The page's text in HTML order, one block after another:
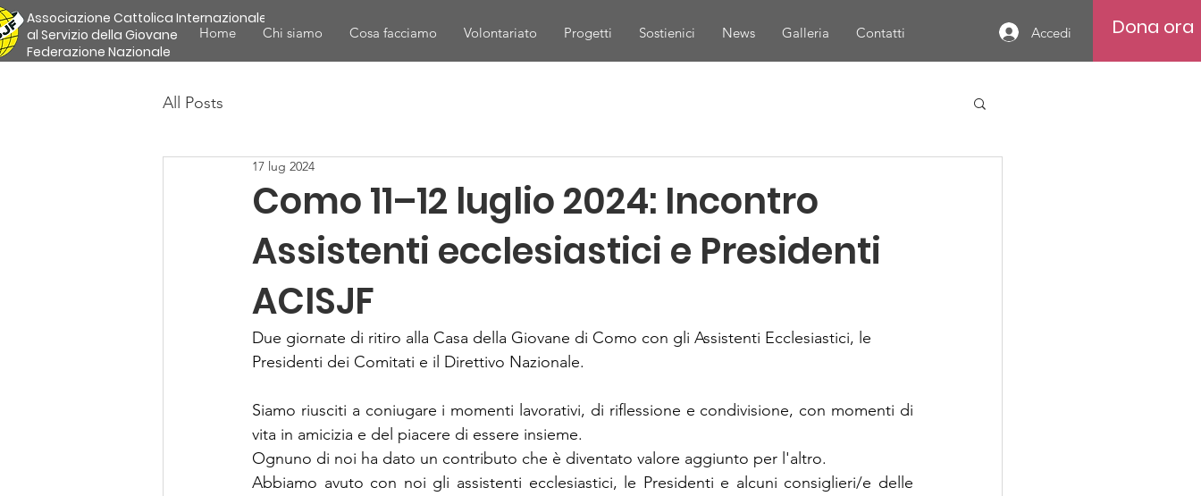
Associazione Cattolica Internazionale
al Servizio della Giovane
Federazione Nazionale
Home Chi siamo Cosa facciamo Volontariato Progetti Sostienici News Galleria Contatti Accedi Dona ora
All Posts
Como 11–12 luglio 2024: Incontro
Assistenti ecclesiastici e Presidenti
ACISJF
17 lug 2024
Due giornate di ritiro alla Casa della Giovane di Como con gli Assistenti Ecclesiastici, le
Presidenti dei Comitati e il Direttivo Nazionale.
Siamo riusciti a coniugare i momenti lavorativi, di riflessione e condivisione, con momenti di
vita in amicizia e del piacere di essere insieme.
Ognuno di noi ha dato un contributo che è diventato valore aggiunto per l'altro.
Abbiamo avuto con noi gli assistenti ecclesiastici, le Presidenti e alcuni consiglieri/e delle